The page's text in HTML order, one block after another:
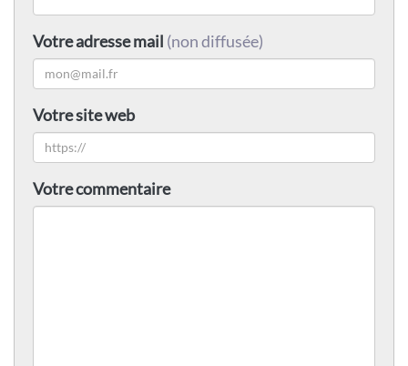
Votre adresse mail (non diffusée)
Votre site web
Votre commentaire